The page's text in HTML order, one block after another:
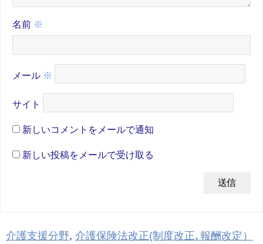
名前 ※
メール ※
サイト
新しいコメントをメールで通知
新しい投稿をメールで受け取る
介護支援分野, 介護保険法改正(制度改正､報酬改定）